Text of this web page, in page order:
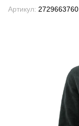
Артикул: 2729663760